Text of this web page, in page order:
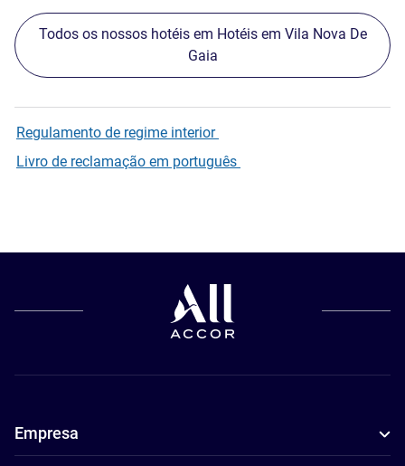
Todos os nossos hotéis em Hotéis em Vila Nova De
Gaia
Regulamento de regime interior
Livro de reclamação em português
Empresa